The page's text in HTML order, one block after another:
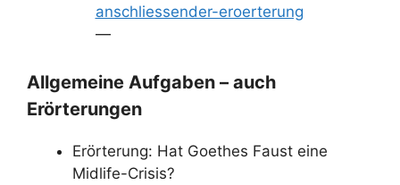
anschliessender-eroerterung
—
Allgemeine Aufgaben – auch
Erörterungen
Erörterung: Hat Goethes Faust eine
Midlife-Crisis?